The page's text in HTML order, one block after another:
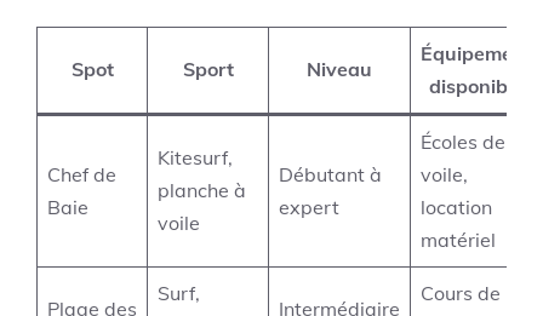
Spot Sport Niveau
Équipements
disponibles
Chef de
Baie
Kitesurf,
planche à
voile
Débutant à
expert
Écoles de
voile,
location
matériel
Plage des
Surf,
Intermédiaire
Cours de